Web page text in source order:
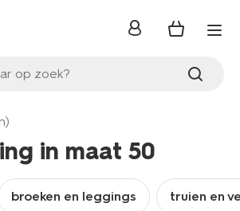
op zoek?
inloggen
in maat 50
broeken en leggings truien en